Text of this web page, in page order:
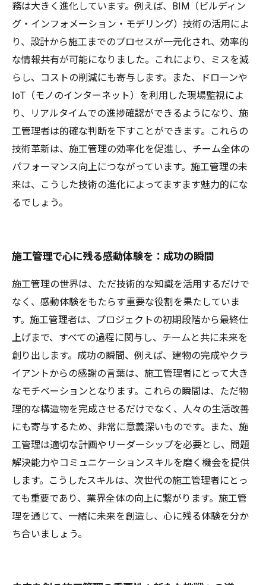
務は大きく進化しています。例えば、BIM（ビルディン
グ・インフォメーション・モデリング）技術の活用によ
り、設計から施工までのプロセスが一元化され、効率的
な情報共有が可能になりました。これにより、ミスを減
らし、コストの削減にも寄与します。また、ドローンや
IoT（モノのインターネット）を利用した現場監視によ
り、リアルタイムでの進捗確認ができるようになり、施
工管理者は的確な判断を下すことができます。これらの
技術革新は、施工管理の効率化を促進し、チーム全体の
パフォーマンス向上につながっています。施工管理の未
来は、こうした技術の進化によってますます魅力的にな
るでしょう。
施工管理で心に残る感動体験を：成功の瞬間
施工管理の世界は、ただ技術的な知識を活用するだけで
なく、感動体験をもたらす重要な役割を果たしていま
す。施工管理者は、プロジェクトの初期段階から最終仕
上げまで、すべての過程に関与し、チームと共に未来を
創り出します。成功の瞬間、例えば、建物の完成やクラ
イアントからの感謝の言葉は、施工管理者にとって大き
なモチベーションとなります。これらの瞬間は、ただ物
理的な構造物を完成させるだけでなく、人々の生活改善
にも寄与するため、非常に意義深いものです。また、施
工管理は適切な計画やリーダーシップを必要とし、問題
解決能力やコミュニケーションスキルを磨く機会を提供
します。こうしたスキルは、次世代の施工管理者にとっ
ても重要であり、業界全体の向上に繋がります。施工管
理を通じて、一緒に未来を創造し、心に残る体験を分か
ち合いましょう。